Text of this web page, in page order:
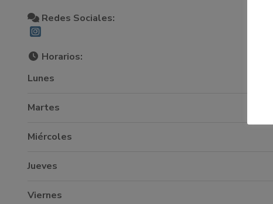
Redes Sociales:
Horarios:
Lunes
Martes
Miércoles
Jueves
Viernes